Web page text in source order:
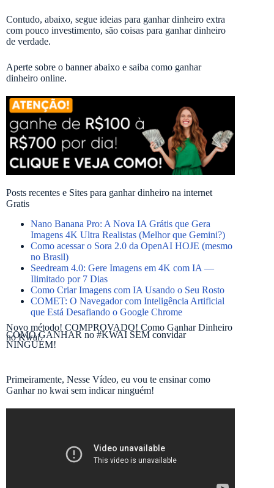
Contudo, abaixo, segue ideias para ganhar dinheiro extra
com pouco investimento, são coisas para ganhar dinheiro
de verdade.
Aperte sobre o banner abaixo e saiba como ganhar
dinheiro online.
Posts recentes e Sites para ganhar dinheiro na internet
Gratis
Nano Banana Pro: A Nova IA Grátis que Gera
Imagens 4K Ultra Realistas (Melhor que Gemini?)
Como acessar o Sora 2.0 da OpenAI HOJE (mesmo
no Brasil)
Seedream 4.0: Gere Imagens em 4K com IA —
Ilimitado por 7 Dias
Como Criar Imagens com IA Usando o Seu Rosto
COMET: O Navegador com Inteligência Artificial
que Está Desafiando o Google Chrome
COMO GANHAR no #KWAI SEM convidar
NINGUÉM!
Novo método! COMPROVADO! Como Ganhar Dinheiro
no Kwai
Primeiramente, Nesse Vídeo, eu vou te ensinar como
Ganhar no kwai sem indicar ninguém!